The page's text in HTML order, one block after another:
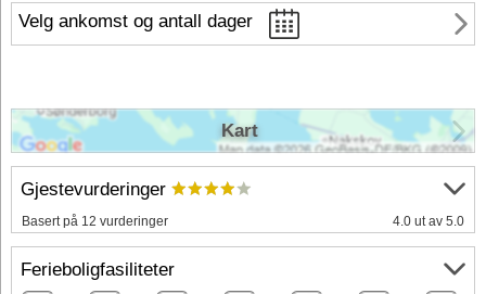
Velg ankomst og antall dager
Gjestevurderinger
Basert på 12 vurderinger 4.0 ut av 5.0
Ferieboligfasiliteter
Kart